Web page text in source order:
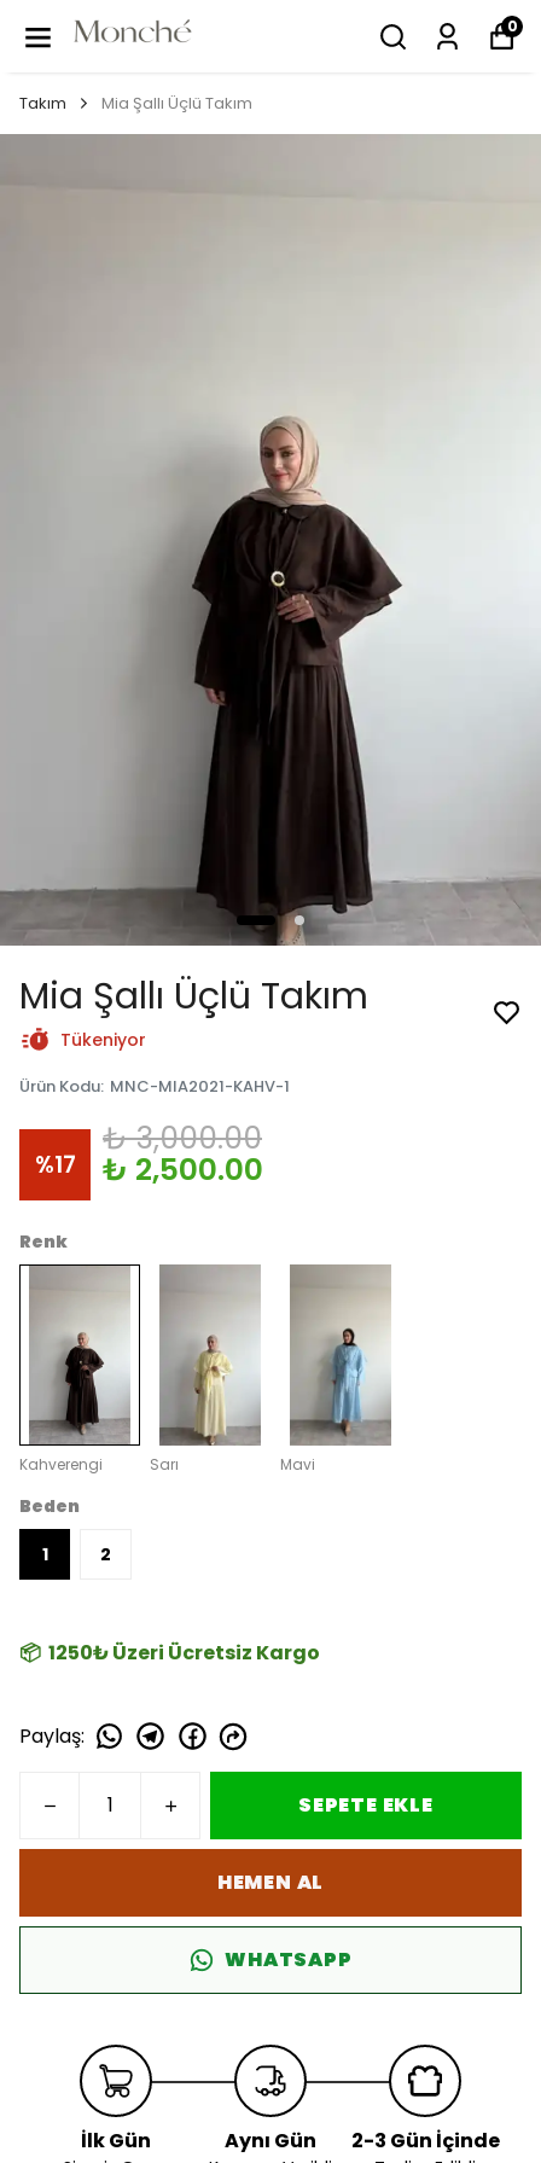
0
Takım Mia Şallı Üçlü Takım
Mia Şallı Üçlü Takım
Tükeniyor
Ürün Kodu: MNC-MIA2021-KAHV-1
%17
₺ 3,000.00
₺ 2,500.00
Renk
Kahverengi Sarı Mavi
Beden
1
2
📦 1250₺ Üzeri Ücretsiz Kargo
Paylaş:
SEPETE EKLE
HEMEN AL
WHATSAPP
İlk Gün Aynı Gün 2-3 Gün İçinde